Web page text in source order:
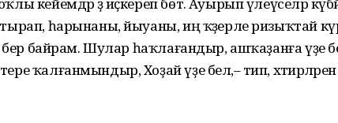
һарынаны, йыуаны, иң ҡәҙерле ризыҡтай
бер байрам. Шулар һаҡлағандыр, ашҡаҙанға үҙе
ҡалғанмындыр, Хоҙай үҙе белә,– тип,